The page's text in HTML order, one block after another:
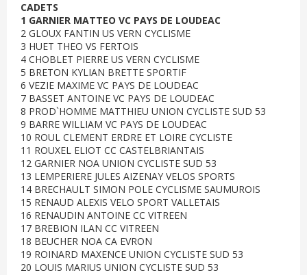
CADETS
1 GARNIER MATTEO VC PAYS DE LOUDEAC
2 GLOUX FANTIN US VERN CYCLISME
3 HUET THEO VS FERTOIS
4 CHOBLET PIERRE US VERN CYCLISME
5 BRETON KYLIAN BRETTE SPORTIF
6 VEZIE MAXIME VC PAYS DE LOUDEAC
7 BASSET ANTOINE VC PAYS DE LOUDEAC
8 PROD`HOMME MATTHIEU UNION CYCLISTE SUD 53
9 BARRE WILLIAM VC PAYS DE LOUDEAC
10 ROUL CLEMENT ERDRE ET LOIRE CYCLISTE
11 ROUXEL ELIOT CC CASTELBRIANTAIS
12 GARNIER NOA UNION CYCLISTE SUD 53
13 LEMPERIERE JULES AIZENAY VELOS SPORTS
14 BRECHAULT SIMON POLE CYCLISME SAUMUROIS
15 RENAUD ALEXIS VELO SPORT VALLETAIS
16 RENAUDIN ANTOINE CC VITREEN
17 BREBION ILAN CC VITREEN
18 BEUCHER NOA CA EVRON
19 ROINARD MAXENCE UNION CYCLISTE SUD 53
20 LOUIS MARIUS UNION CYCLISTE SUD 53